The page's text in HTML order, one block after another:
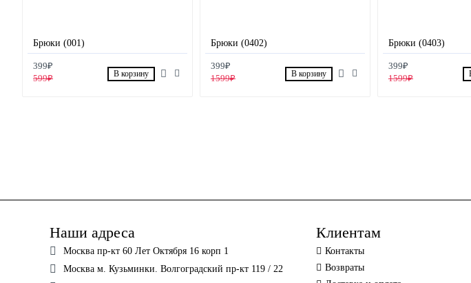
Брюки (001)
399₽
599₽
В корзину
Брюки (0402)
399₽
1599₽
В корзину
Брюки (0403)
399₽
1599₽
Наши адреса
Москва пр-кт 60 Лет Октября 16 корп 1
Москва м. Кузьминки. Волгоградский пр-кт 119 / 22
Клиентам
Контакты
Возвраты